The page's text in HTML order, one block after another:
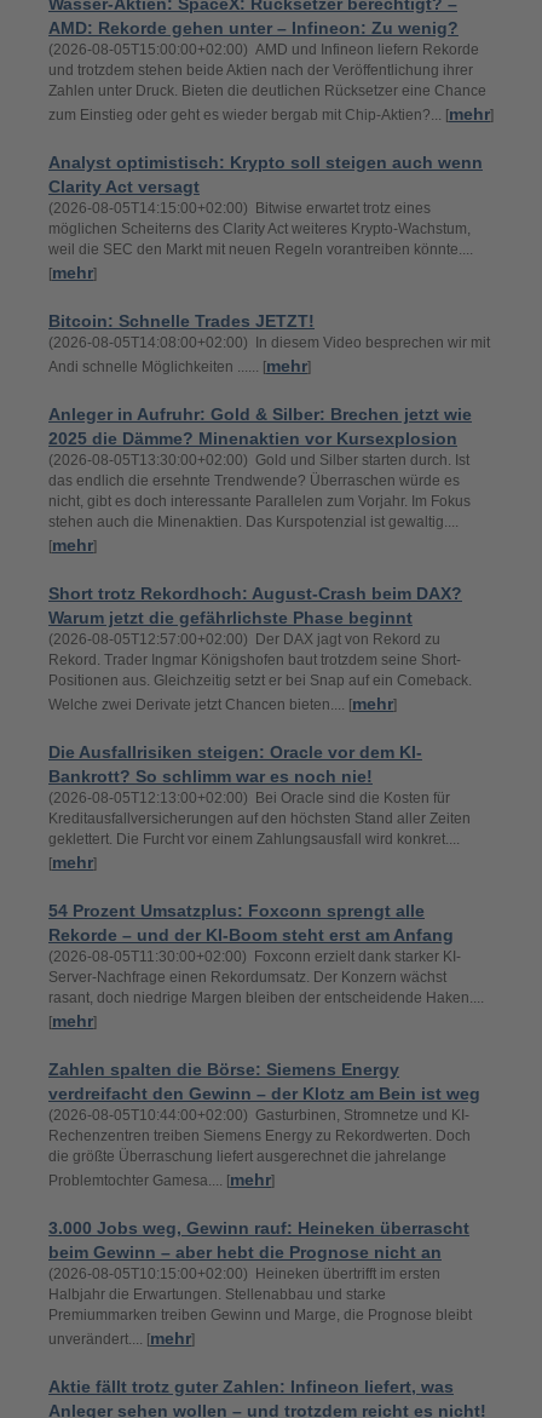
AMD: Rekorde gehen unter – Infineon: Zu wenig?
(2026-08-05T15:00:00+02:00) AMD und Infineon liefern Rekorde
und trotzdem stehen beide Aktien nach der Veröffentlichung ihrer
Zahlen unter Druck. Bieten die deutlichen Rücksetzer eine Chance
zum Einstieg oder geht es wieder bergab mit Chip-Aktien?... [mehr]
Analyst optimistisch: Krypto soll steigen auch wenn
Clarity Act versagt
(2026-08-05T14:15:00+02:00) Bitwise erwartet trotz eines
möglichen Scheiterns des Clarity Act weiteres Krypto-Wachstum,
weil die SEC den Markt mit neuen Regeln vorantreiben könnte....
[mehr]
Bitcoin: Schnelle Trades JETZT!
(2026-08-05T14:08:00+02:00) In diesem Video besprechen wir mit
Andi schnelle Möglichkeiten ...... [mehr]
Anleger in Aufruhr: Gold & Silber: Brechen jetzt wie
2025 die Dämme? Minenaktien vor Kursexplosion
(2026-08-05T13:30:00+02:00) Gold und Silber starten durch. Ist
das endlich die ersehnte Trendwende? Überraschen würde es
nicht, gibt es doch interessante Parallelen zum Vorjahr. Im Fokus
stehen auch die Minenaktien. Das Kurspotenzial ist gewaltig....
[mehr]
Short trotz Rekordhoch: August-Crash beim DAX?
Warum jetzt die gefährlichste Phase beginnt
(2026-08-05T12:57:00+02:00) Der DAX jagt von Rekord zu
Rekord. Trader Ingmar Königshofen baut trotzdem seine Short-
Positionen aus. Gleichzeitig setzt er bei Snap auf ein Comeback.
Welche zwei Derivate jetzt Chancen bieten.... [mehr]
Die Ausfallrisiken steigen: Oracle vor dem KI-
Bankrott? So schlimm war es noch nie!
(2026-08-05T12:13:00+02:00) Bei Oracle sind die Kosten für
Kreditausfallversicherungen auf den höchsten Stand aller Zeiten
geklettert. Die Furcht vor einem Zahlungsausfall wird konkret....
[mehr]
54 Prozent Umsatzplus: Foxconn sprengt alle
Rekorde – und der KI-Boom steht erst am Anfang
(2026-08-05T11:30:00+02:00) Foxconn erzielt dank starker KI-
Server-Nachfrage einen Rekordumsatz. Der Konzern wächst
rasant, doch niedrige Margen bleiben der entscheidende Haken....
[mehr]
Zahlen spalten die Börse: Siemens Energy
verdreifacht den Gewinn – der Klotz am Bein ist weg
(2026-08-05T10:44:00+02:00) Gasturbinen, Stromnetze und KI-
Rechenzentren treiben Siemens Energy zu Rekordwerten. Doch
die größte Überraschung liefert ausgerechnet die jahrelange
Problemtochter Gamesa.... [mehr]
3.000 Jobs weg, Gewinn rauf: Heineken überrascht
beim Gewinn – aber hebt die Prognose nicht an
(2026-08-05T10:15:00+02:00) Heineken übertrifft im ersten
Halbjahr die Erwartungen. Stellenabbau und starke
Premiummarken treiben Gewinn und Marge, die Prognose bleibt
unverändert.... [mehr]
Aktie fällt trotz guter Zahlen: Infineon liefert, was
Anleger sehen wollen – und trotzdem reicht es nicht!